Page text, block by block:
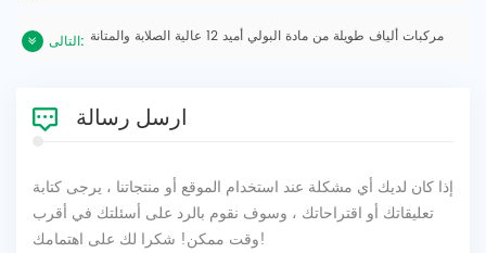
التالى: مركبات ألياف طويلة من مادة البولي أميد 12 عالية الصلابة والمتانة
ارسل رسالة
إذا كان لديك أي مشكلة عند استخدام الموقع أو منتجاتنا ، يرجى كتابة
تعليقاتك أو اقتراحاتك ، وسوف نقوم بالرد على أسئلتك في أقرب
وقت ممكن! شكرا لك على اهتمامك!